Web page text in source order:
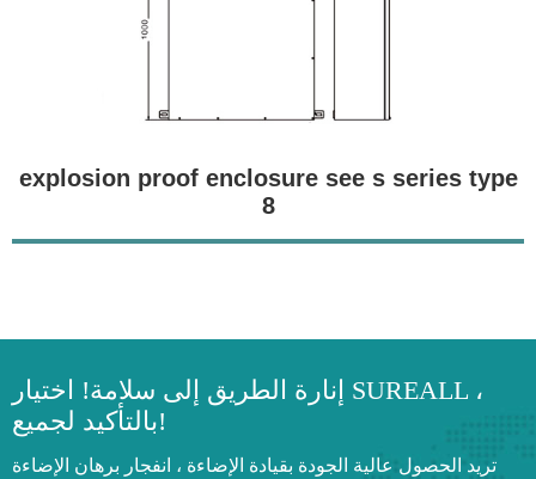
explosion proof enclosure see s series type
8
إنارة الطريق إلى سلامة! اختيار SUREALL ،
بالتأكيد لجميع!
تريد الحصول عالية الجودة بقيادة الإضاءة ، انفجار برهان الإضاءة